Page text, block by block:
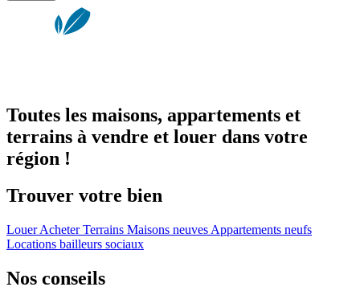
Toutes les maisons, appartements et
terrains à vendre et louer dans votre
région !
Trouver votre bien
LouerAcheterTerrains Maisons neuves Appartements neufs
Locations bailleurs sociaux
Nos conseils